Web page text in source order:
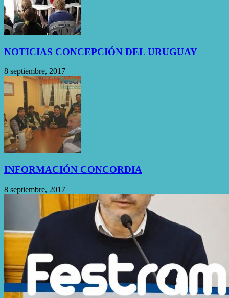
NOTICIAS CONCEPCIÓN DEL URUGUAY
8 septiembre, 2017
INFORMACIÓN CONCORDIA
8 septiembre, 2017